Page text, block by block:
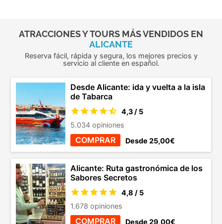
ATRACCIONES Y TOURS MÁS VENDIDOS EN
ALICANTE
Reserva fácil, rápida y segura, los mejores precios y
servicio al cliente en español.
Desde Alicante: ida y vuelta a la isla
de Tabarca
4,3 / 5
5.034 opiniones
COMPRAR Desde 25,00€
Alicante: Ruta gastronómica de los
Sabores Secretos
4,8 / 5
1.678 opiniones
COMPRAR Desde 29,00€